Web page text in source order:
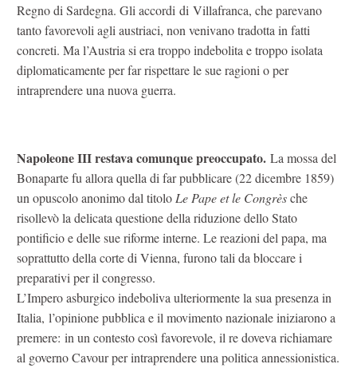
Regno di Sardegna. Gli accordi di Villafranca, che parevano
tanto favorevoli agli austriaci, non venivano tradotta in fatti
concreti. Ma l’Austria si era troppo indebolita e troppo isolata
diplomaticamente per far rispettare le sue ragioni o per
intraprendere una nuova guerra.
Napoleone III restava comunque preoccupato. La mossa del
Bonaparte fu allora quella di far pubblicare (22 dicembre 1859)
un opuscolo anonimo dal titoloLe Pape et le Congrèsche
risollevò la delicata questione della riduzione dello Stato
pontificio e delle sue riforme interne. Le reazioni del papa, ma
soprattutto della corte di Vienna, furono tali da bloccare i
preparativi per il congresso.
L’Impero asburgico indeboliva ulteriormente la sua presenza in
Italia, l’opinione pubblica e il movimento nazionale iniziarono a
premere: in un contesto così favorevole, il re doveva richiamare
al governo Cavour per intraprendere una politica annessionistica.